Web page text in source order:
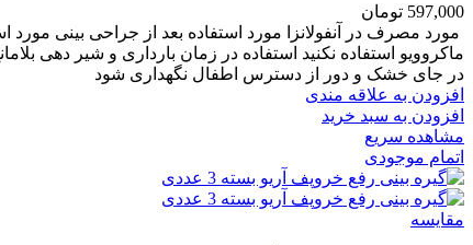
597,000 تومان
مورد مصرف در آنفولانزا مورد استفاده بعد از جراحی بینی
ماکروویو استفاده نکنید استفاده در زمان بارداری و شیر دهی
در جای خشک و دور از دسترس اطفال نگهداری شود
افزودن به علاقه مندی
افزودن به سبد خرید
مشاهده سریع
اتمام موجودی
مقایسه